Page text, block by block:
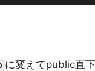
に変えてpublic直下